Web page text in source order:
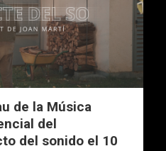
de la Música
del
del sonido el 10